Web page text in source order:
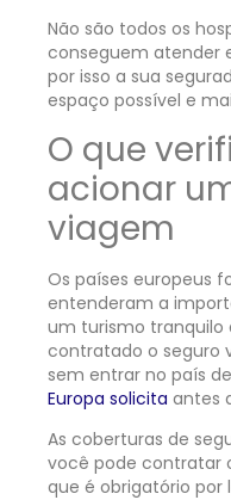
Não são todos os
conseguem atender
por isso a sua
espaço possível e
O que
acionar
viagem
Os países europeus
entenderam a
um turismo tranquilo
contratado o seguro
sem entrar no país
Europa solicita antes
As coberturas de
você pode contratar
que é obrigatório por